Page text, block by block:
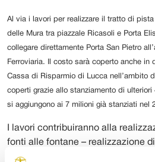
Al via i lavori per realizzare il tratto di
delle Mura tra piazzale Ricasoli e Porta
collegare direttamente Porta San Pietro
Ferroviaria. Il costo sarà coperto anche in
Cassa di Risparmio di Lucca nell’ambito
coperti grazie allo stanziamento di
si aggiungono ai 7 milioni già stanziati nel
I lavori contribuiranno alla
fonti alle fontane – realizzazione
ciclopedonale lungo l’acquedotto